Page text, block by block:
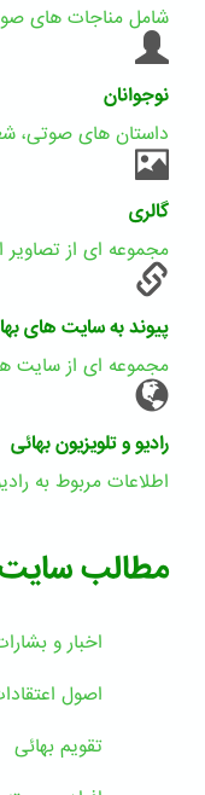
شامل مناجات های
نوجوانان
داستان های صوتی،
گالری
مجموعه ای از تصاویر
پیوند به سایت های
مجموعه ای از سایت
رادیو و تلویزیون بهائی
اطلاعات مربوط به
مطالب
اخبار و
اصول
تقویم بهائی